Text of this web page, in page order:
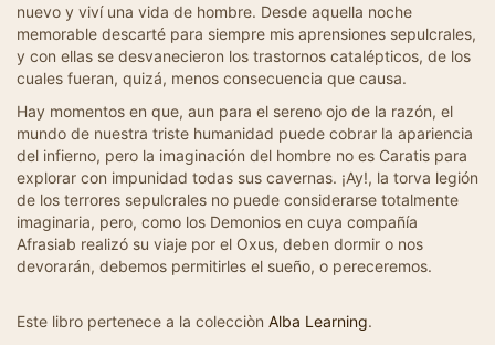
nuevo y viví una vida de hombre. Desde aquella noche
memorable descarté para siempre mis aprensiones sepulcrales,
y con ellas se desvanecieron los trastornos catalépticos, de los
cuales fueran, quizá, menos consecuencia que causa.
Hay momentos en que, aun para el sereno ojo de la razón, el
mundo de nuestra triste humanidad puede cobrar la apariencia
del infierno, pero la imaginación del hombre no es Caratis para
explorar con impunidad todas sus cavernas. ¡Ay!, la torva legión
de los terrores sepulcrales no puede considerarse totalmente
imaginaria, pero, como los Demonios en cuya compañía
Afrasiab realizó su viaje por el Oxus, deben dormir o nos
devorarán, debemos permitirles el sueño, o pereceremos.
Este libro pertenece a la colecciòn Alba Learning.